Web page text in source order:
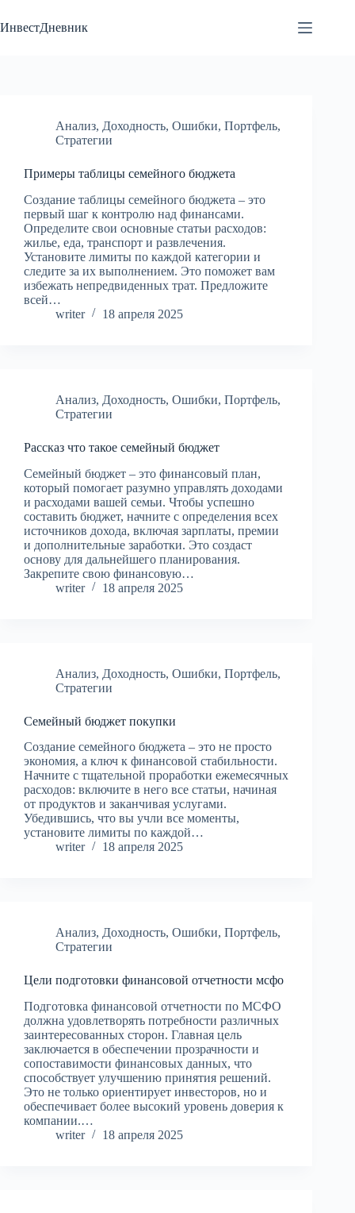
к
сути
ИнвестДневник
Анализ, Доходность, Ошибки, Портфель,
Стратегии
Примеры таблицы семейного бюджета
Создание таблицы семейного бюджета – это
первый шаг к контролю над финансами.
Определите свои основные статьи расходов:
жилье, еда, транспорт и развлечения.
Установите лимиты по каждой категории и
следите за их выполнением. Это поможет вам
избежать непредвиденных трат. Предложите
всей…
writer
18 апреля 2025
Анализ, Доходность, Ошибки, Портфель,
Стратегии
Рассказ что такое семейный бюджет
Семейный бюджет – это финансовый план,
который помогает разумно управлять доходами
и расходами вашей семьи. Чтобы успешно
составить бюджет, начните с определения всех
источников дохода, включая зарплаты, премии
и дополнительные заработки. Это создаст
основу для дальнейшего планирования.
Закрепите свою финансовую…
writer
18 апреля 2025
Анализ, Доходность, Ошибки, Портфель,
Стратегии
Семейный бюджет покупки
Создание семейного бюджета – это не просто
экономия, а ключ к финансовой стабильности.
Начните с тщательной проработки ежемесячных
расходов: включите в него все статьи, начиная
от продуктов и заканчивая услугами.
Убедившись, что вы учли все моменты,
установите лимиты по каждой…
writer
18 апреля 2025
Анализ, Доходность, Ошибки, Портфель,
Стратегии
Цели подготовки финансовой отчетности мсфо
Подготовка финансовой отчетности по МСФО
должна удовлетворять потребности различных
заинтересованных сторон. Главная цель
заключается в обеспечении прозрачности и
сопоставимости финансовых данных, что
способствует улучшению принятия решений.
Это не только ориентирует инвесторов, но и
обеспечивает более высокий уровень доверия к
компании.…
writer
18 апреля 2025